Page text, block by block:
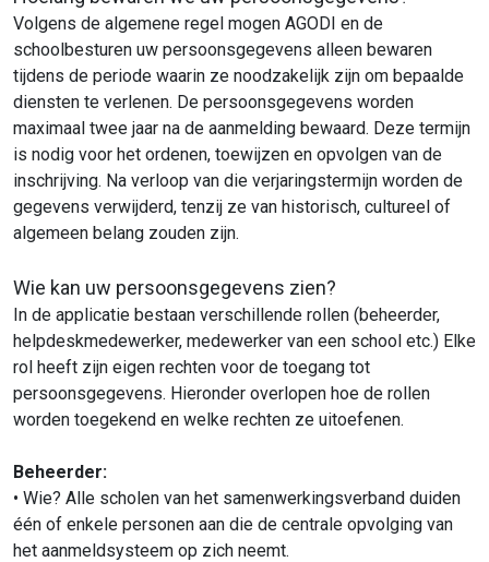
Volgens de algemene regel mogen AGODI en de
schoolbesturen uw persoonsgegevens alleen bewaren
tijdens de periode waarin ze noodzakelijk zijn om bepaalde
diensten te verlenen. De persoonsgegevens worden
maximaal twee jaar na de aanmelding bewaard. Deze termijn
is nodig voor het ordenen, toewijzen en opvolgen van de
inschrijving. Na verloop van die verjaringstermijn worden de
gegevens verwijderd, tenzij ze van historisch, cultureel of
algemeen belang zouden zijn.
Wie kan uw persoonsgegevens zien?
In de applicatie bestaan verschillende rollen (beheerder,
helpdeskmedewerker, medewerker van een school etc.) Elke
rol heeft zijn eigen rechten voor de toegang tot
persoonsgegevens. Hieronder overlopen hoe de rollen
worden toegekend en welke rechten ze uitoefenen.
Beheerder:
• Wie? Alle scholen van het samenwerkingsverband duiden
één of enkele personen aan die de centrale opvolging van
het aanmeldsysteem op zich neemt.